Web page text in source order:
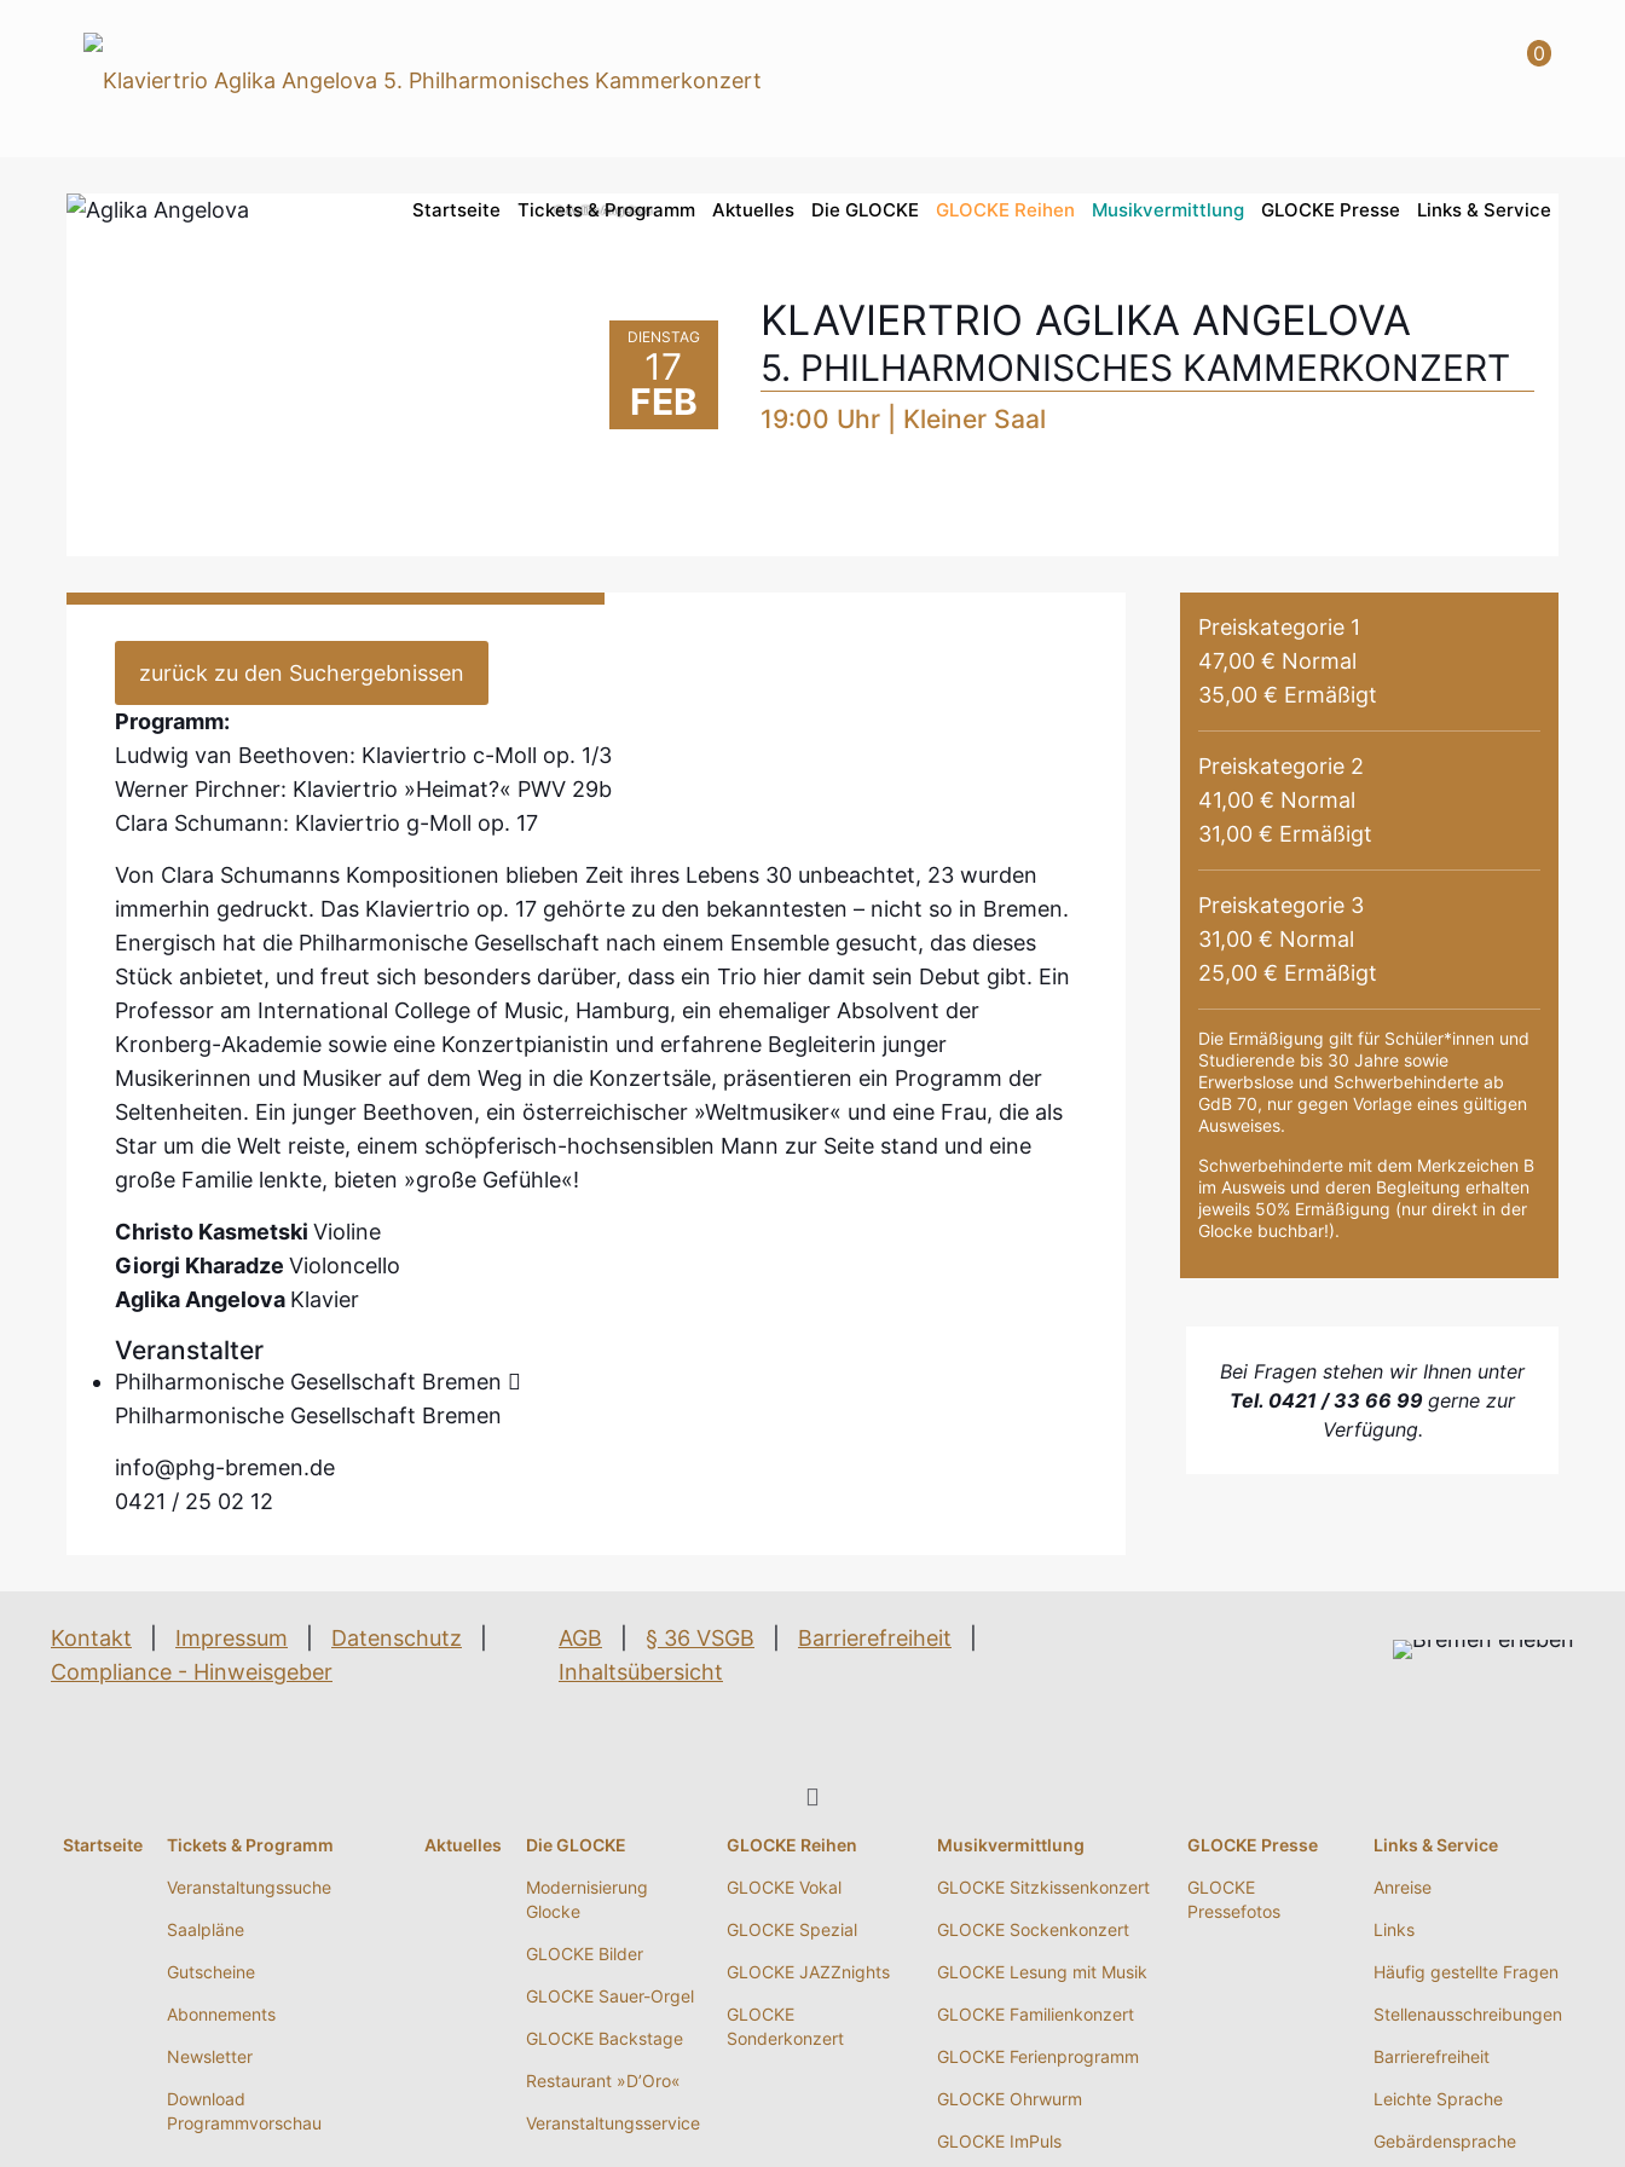
0
Startseite Tickets & Programm Aktuelles Die GLOCKE GLOCKE Reihen Musikvermittlung GLOCKE Presse Links & Service
DIENSTAG
17
FEB
© Aglika Angelova
KLAVIERTRIO AGLIKA ANGELOVA
5. PHILHARMONISCHES KAMMERKONZERT
19:00 Uhr | Kleiner Saal
zurück zu den Suchergebnissen
Programm:
Ludwig van Beethoven: Klaviertrio c-Moll op. 1/3
Werner Pirchner: Klaviertrio »Heimat?« PWV 29b
Clara Schumann: Klaviertrio g-Moll op. 17
Von Clara Schumanns Kompositionen blieben Zeit ihres Lebens 30 unbeachtet, 23 wurden
immerhin gedruckt. Das Klaviertrio op. 17 gehörte zu den bekanntesten – nicht so in Bremen.
Energisch hat die Philharmonische Gesellschaft nach einem Ensemble gesucht, das dieses
Stück anbietet, und freut sich besonders darüber, dass ein Trio hier damit sein Debut gibt. Ein
Professor am International College of Music, Hamburg, ein ehemaliger Absolvent der
Kronberg-Akademie sowie eine Konzertpianistin und erfahrene Begleiterin junger
Musikerinnen und Musiker auf dem Weg in die Konzertsäle, präsentieren ein Programm der
Seltenheiten. Ein junger Beethoven, ein österreichischer »Weltmusiker« und eine Frau, die als
Star um die Welt reiste, einem schöpferisch-hochsensiblen Mann zur Seite stand und eine
große Familie lenkte, bieten »große Gefühle«!
Christo Kasmetski Violine
Giorgi Kharadze Violoncello
Aglika Angelova Klavier
Veranstalter
Philharmonische Gesellschaft Bremen
Philharmonische Gesellschaft Bremen
info@phg-bremen.de
0421 / 25 02 12
Preiskategorie 1
47,00 € Normal
35,00 € Ermäßigt
Preiskategorie 2
41,00 € Normal
31,00 € Ermäßigt
Preiskategorie 3
31,00 € Normal
25,00 € Ermäßigt
Die Ermäßigung gilt für Schüler*innen und
Studierende bis 30 Jahre sowie
Erwerbslose und Schwerbehinderte ab
GdB 70, nur gegen Vorlage eines gültigen
Ausweises.
Schwerbehinderte mit dem Merkzeichen B
im Ausweis und deren Begleitung erhalten
jeweils 50% Ermäßigung (nur direkt in der
Glocke buchbar!).
Bei Fragen stehen wir Ihnen unter
Tel. 0421 / 33 66 99gerne zur
Verfügung.
Kontakt Impressum Datenschutz
Compliance - Hinweisgeber
AGB § 36 VSGB Barrierefreiheit
Inhaltsübersicht
Startseite Tickets & Programm
Veranstaltungssuche
Saalpläne
Gutscheine
Abonnements
Newsletter
Download
Programmvorschau
Aktuelles Die GLOCKE
Modernisierung
Glocke
GLOCKE Bilder
GLOCKE Sauer-Orgel
GLOCKE Backstage
Restaurant »D’Oro«
Veranstaltungsservice
GLOCKE Reihen
GLOCKE Vokal
GLOCKE Spezial
GLOCKE JAZZnights
GLOCKE
Sonderkonzert
Musikvermittlung
GLOCKE Sitzkissenkonzert
GLOCKE Sockenkonzert
GLOCKE Lesung mit Musik
GLOCKE Familienkonzert
GLOCKE Ferienprogramm
GLOCKE Ohrwurm
GLOCKE ImPuls
GLOCKE Presse
GLOCKE
Pressefotos
Links & Service
Anreise
Links
Häufig gestellte Fragen
Stellenausschreibungen
Barrierefreiheit
Leichte Sprache
Gebärdensprache